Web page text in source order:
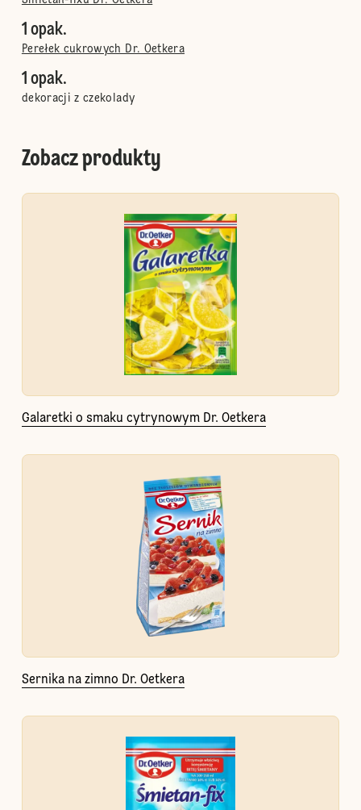
1 opak.
Perełek cukrowych Dr. Oetkera
1 opak.
dekoracji z czekolady
Zobacz produkty
Galaretki o smaku cytrynowym Dr. Oetkera
Sernika na zimno Dr. Oetkera